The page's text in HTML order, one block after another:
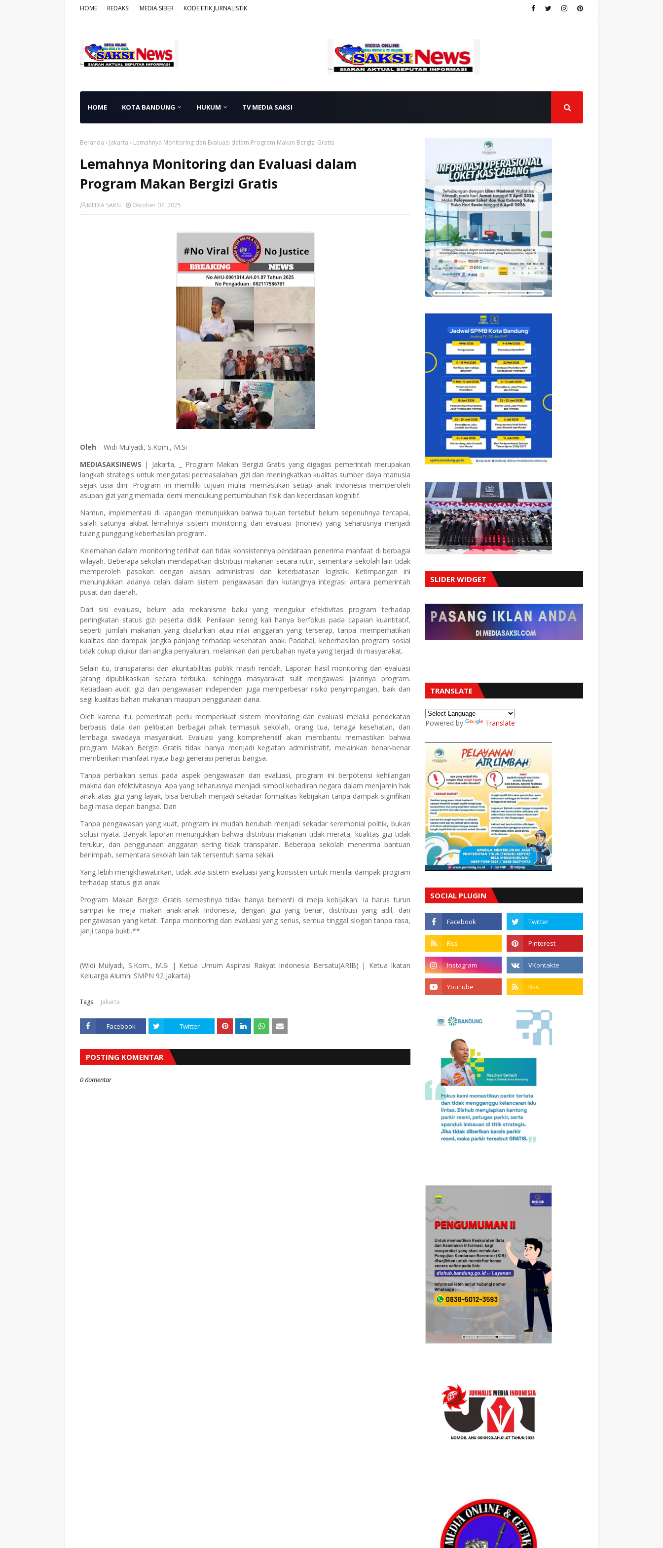
HOME REDAKSI MEDIA SIBER KODE ETIK JURNALISTIK
HOME KOTA BANDUNG HUKUM TV MEDIA SAKSI
Beranda Jakarta Lemahnya Monitoring dan Evaluasi dalam Program Makan Bergizi Gratis
Lemahnya Monitoring dan Evaluasi dalam
Program Makan Bergizi Gratis
MEDIA SAKSI Oktober 07, 2025
Oleh : Widi Mulyadi, S.Kom., M.Si
MEDIASAKSINEWS | Jakarta, _ Program Makan Bergizi Gratis yang digagas pemerintah merupakan
langkah strategis untuk mengatasi permasalahan gizi dan meningkatkan kualitas sumber daya manusia
sejak usia dini. Program ini memiliki tujuan mulia: memastikan setiap anak Indonesia memperoleh
asupan gizi yang memadai demi mendukung pertumbuhan fisik dan kecerdasan kognitif.
Namun, implementasi di lapangan menunjukkan bahwa tujuan tersebut belum sepenuhnya tercapai,
salah satunya akibat lemahnya sistem monitoring dan evaluasi (monev) yang seharusnya menjadi
tulang punggung keberhasilan program.
Kelemahan dalam monitoring terlihat dari tidak konsistennya pendataan penerima manfaat di berbagai
wilayah. Beberapa sekolah mendapatkan distribusi makanan secara rutin, sementara sekolah lain tidak
memperoleh pasokan dengan alasan administrasi dan keterbatasan logistik. Ketimpangan ini
menunjukkan adanya celah dalam sistem pengawasan dan kurangnya integrasi antara pemerintah
pusat dan daerah.
Dari sisi evaluasi, belum ada mekanisme baku yang mengukur efektivitas program terhadap
peningkatan status gizi peserta didik. Penilaian sering kali hanya berfokus pada capaian kuantitatif,
seperti jumlah makanan yang disalurkan atau nilai anggaran yang terserap, tanpa memperhatikan
kualitas dan dampak jangka panjang terhadap kesehatan anak. Padahal, keberhasilan program sosial
tidak cukup diukur dari angka penyaluran, melainkan dari perubahan nyata yang terjadi di masyarakat.
Selain itu, transparansi dan akuntabilitas publik masih rendah. Laporan hasil monitoring dan evaluasi
jarang dipublikasikan secara terbuka, sehingga masyarakat sulit mengawasi jalannya program.
Ketiadaan audit gizi dan pengawasan independen juga memperbesar risiko penyimpangan, baik dari
segi kualitas bahan makanan maupun penggunaan dana.
Oleh karena itu, pemerintah perlu memperkuat sistem monitoring dan evaluasi melalui pendekatan
berbasis data dan pelibatan berbagai pihak termasuk sekolah, orang tua, tenaga kesehatan, dan
lembaga swadaya masyarakat. Evaluasi yang komprehensif akan membantu memastikan bahwa
program Makan Bergizi Gratis tidak hanya menjadi kegiatan administratif, melainkan benar-benar
memberikan manfaat nyata bagi generasi penerus bangsa.
Tanpa perbaikan serius pada aspek pengawasan dan evaluasi, program ini berpotensi kehilangan
makna dan efektivitasnya. Apa yang seharusnya menjadi simbol kehadiran negara dalam menjamin hak
anak atas gizi yang layak, bisa berubah menjadi sekadar formalitas kebijakan tanpa dampak signifikan
bagi masa depan bangsa. Dan
Tanpa pengawasan yang kuat, program ini mudah berubah menjadi sekadar seremonial politik, bukan
solusi nyata. Banyak laporan menunjukkan bahwa distribusi makanan tidak merata, kualitas gizi tidak
terukur, dan penggunaan anggaran sering tidak transparan. Beberapa sekolah menerima bantuan
berlimpah, sementara sekolah lain tak tersentuh sama sekali.
Yang lebih mengkhawatirkan, tidak ada sistem evaluasi yang konsisten untuk menilai dampak program
terhadap status gizi anak
Program Makan Bergizi Gratis semestinya tidak hanya berhenti di meja kebijakan. Ia harus turun
sampai ke meja makan anak-anak Indonesia, dengan gizi yang benar, distribusi yang adil, dan
pengawasan yang ketat. Tanpa monitoring dan evaluasi yang serius, semua tinggal slogan tanpa rasa,
janji tanpa bukti.**
(Widi Mulyadi, S.Kom., M.Si | Ketua Umum Aspirasi Rakyat Indonesia Bersatu(ARIB) | Ketua Ikatan
Keluarga Alumni SMPN 92 Jakarta)
Tags: Jakarta
Facebook Twitter
POSTING KOMENTAR
0 Komentar
SLIDER WIDGET
TRANSLATE
Powered by Translate
SOCIAL PLUGIN